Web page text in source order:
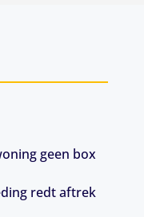
geen box
redt aftrek